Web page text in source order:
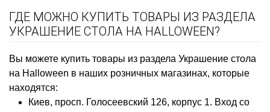
ГДЕ МОЖНО КУПИТЬ ТОВАРЫ ИЗ РАЗДЕЛА
УКРАШЕНИЕ СТОЛА НА HALLOWEEN?
Вы можете купить товары из раздела Украшение стола
на Halloween в наших розничных магазинах, которые
находятся:
Киев, просп. Голосеевский 126, корпус 1. Вход со